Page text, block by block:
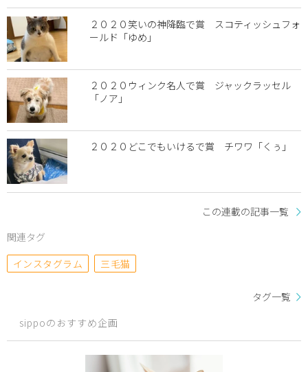
２０２０笑いの神降臨で賞 スコティッシュフォ
ールド「ゆめ」
２０２０ウィンク名人で賞 ジャックラッセル
「ノア」
２０２０どこでもいけるで賞 チワワ「くぅ」
この連載の記事一覧
関連タグ
インスタグラム
三毛猫
タグ一覧
sippoのおすすめ企画